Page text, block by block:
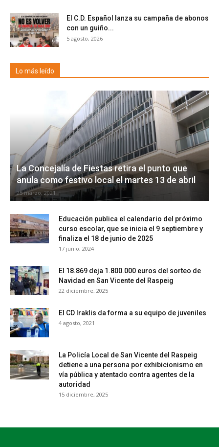
El C.D. Español lanza su campaña de abonos
con un guiño...
5 agosto, 2026
Lo más leído
La Concejalía de Fiestas retira el punto que
anula como festivo local el martes 13 de abril
25 marzo, 2021
Educación publica el calendario del próximo
curso escolar, que se inicia el 9 septiembre y
finaliza el 18 de junio de 2025
17 junio, 2024
El 18.869 deja 1.800.000 euros del sorteo de
Navidad en San Vicente del Raspeig
22 diciembre, 2025
El CD Iraklis da forma a su equipo de juveniles
4 agosto, 2021
La Policía Local de San Vicente del Raspeig
detiene a una persona por exhibicionismo en
vía pública y atentado contra agentes de la
autoridad
15 diciembre, 2025